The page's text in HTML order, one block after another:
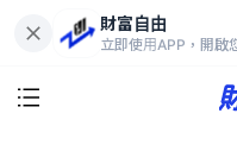
財富自由
立即使用APP，開啟
65.40